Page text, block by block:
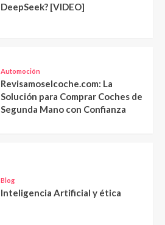
DeepSeek? [VIDEO]
Automoción
Revisamoselcoche.com: La
Solución para Comprar Coches de
Segunda Mano con Confianza
Blog
Inteligencia Artificial y ética